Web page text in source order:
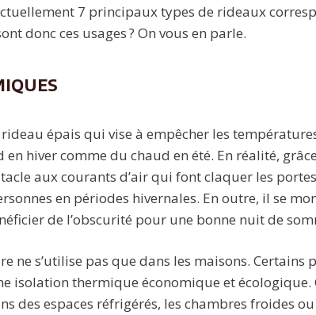
7 principaux types de rideaux
donc ces usages ? On vous en parle.
épais qui vise à empêcher les
hiver comme du chaud en été. En réalité,
aux courants d’air qui font claquer les
en périodes hivernales. En outre, il se
de l’obscurité pour une bonne nuit de
ne s’utilise pas que dans les maisons. Certains
thermique économique et écologique.
des espaces réfrigérés, les chambres froides